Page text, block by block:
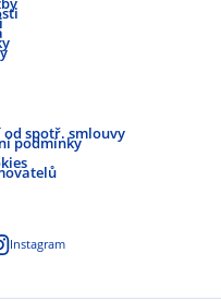
spotř. smlouvy
podmínky
Instagram